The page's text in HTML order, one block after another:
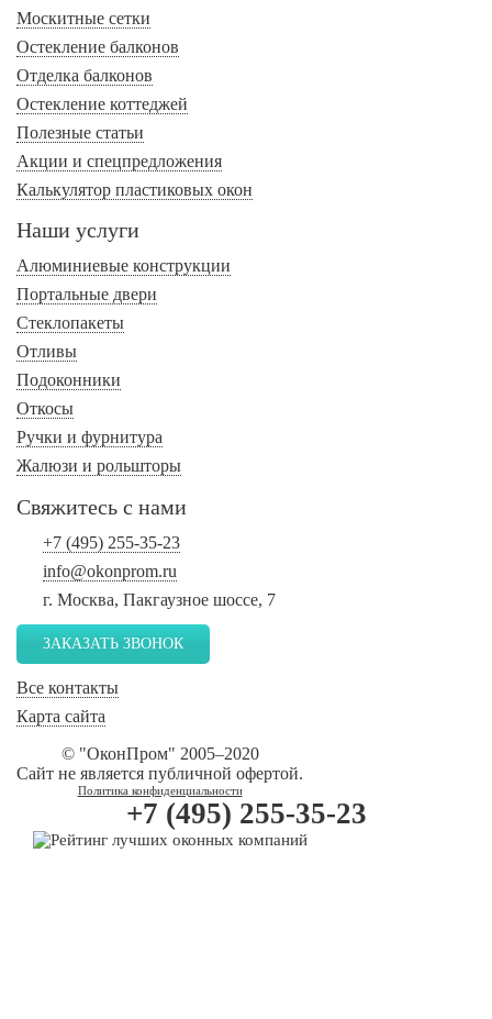
Москитные сетки
Остекление балконов
Отделка балконов
Остекление коттеджей
Полезные статьи
Акции и спецпредложения
Калькулятор пластиковых окон
Наши услуги
Алюминиевые конструкции
Портальные двери
Стеклопакеты
Отливы
Подоконники
Откосы
Ручки и фурнитура
Жалюзи и рольшторы
Свяжитесь с нами
+7 (495) 255-35-23
info@okonprom.ru
г. Москва, Пакгаузное шоссе, 7
ЗАКАЗАТЬ ЗВОНОК
Все контакты
Карта сайта
© "ОконПром" 2005–2020
Сайт не является публичной офертой.
Политика конфиденциальности
+7 (495) 255-35-23